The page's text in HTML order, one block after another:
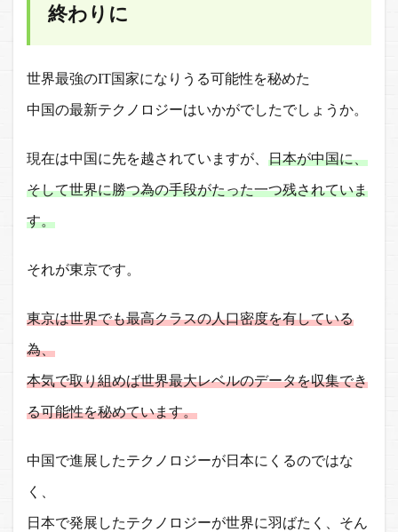
終わりに
世界最強のIT国家になりうる可能性を秘めた
中国の最新テクノロジーはいかがでしたでしょうか。
現在は中国に先を越されていますが、 日本が中国に、
そして世界に勝つ為の手段がたった一つ残されていま
す。
それが東京です。
東京は世界でも最高クラスの人口密度を有している
為、
本気で取り組めば世界最大レベルのデータを収集でき
る可能性を秘めています。
中国で進展したテクノロジーが日本にくるのではな
く、
日本で発展したテクノロジーが世界に羽ばたく、そん